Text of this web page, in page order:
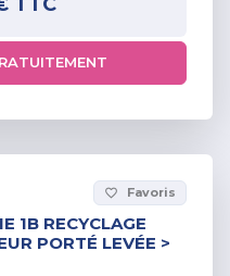
favorite_border Favoris
1B RECYCLAGE
PORTÉ LEVÉE >